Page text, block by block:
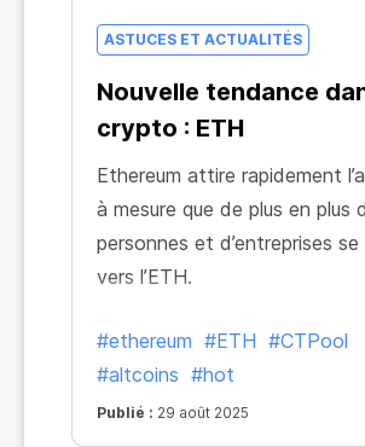
ASTUCES ET ACTUALITÉS
Nouvelle tendance
crypto : ETH
Ethereum attire rapidement
à mesure que de plus en plus
personnes et d’entreprises
vers l’ETH.
#ethereum #ETH #CTPool
#altcoins #hot
Publié : 29 août 2025